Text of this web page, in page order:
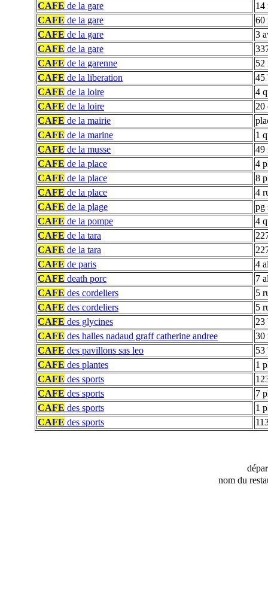
CAFE de la gare
14
CAFE de la gare
60
CAFE de la gare
3
CAFE de la gare
CAFE de la garenne
52
CAFE de la liberation
45
CAFE de la loire
4
CAFE de la loire
20
CAFE de la mairie
CAFE de la marine
1
CAFE de la musse
49
CAFE de la place
4
CAFE de la place
8
CAFE de la place
4
CAFE de la plage
pg
CAFE de la pompe
4
CAFE de la tara
CAFE de la tara
CAFE de paris
4
CAFE death porc
7
CAFE des cordeliers
5
CAFE des cordeliers
5
CAFE des glycines
23
CAFE des halles nadaud graff catherine andree
30
CAFE des pavillons sas leo
53
CAFE des plantes
1
CAFE des sports
CAFE des sports
7
CAFE des sports
1
CAFE des sports
nom du